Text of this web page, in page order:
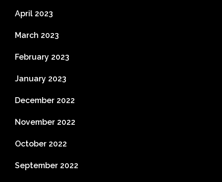
April 2023
March 2023
February 2023
January 2023
December 2022
November 2022
October 2022
September 2022